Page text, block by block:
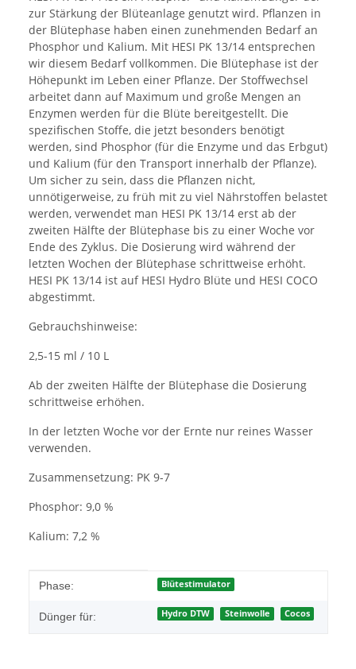
zur Stärkung der Blüteanlage genutzt wird. Pflanzen in
der Blütephase haben einen zunehmenden Bedarf an
Phosphor und Kalium. Mit HESI PK 13/14 entsprechen
wir diesem Bedarf vollkommen. Die Blütephase ist der
Höhepunkt im Leben einer Pflanze. Der Stoffwechsel
arbeitet dann auf Maximum und große Mengen an
Enzymen werden für die Blüte bereitgestellt. Die
spezifischen Stoffe, die jetzt besonders benötigt
werden, sind Phosphor (für die Enzyme und das Erbgut)
und Kalium (für den Transport innerhalb der Pflanze).
Um sicher zu sein, dass die Pflanzen nicht,
unnötigerweise, zu früh mit zu viel Nährstoffen belastet
werden, verwendet man HESI PK 13/14 erst ab der
zweiten Hälfte der Blütephase bis zu einer Woche vor
Ende des Zyklus. Die Dosierung wird während der
letzten Wochen der Blütephase schrittweise erhöht.
HESI PK 13/14 ist auf HESI Hydro Blüte und HESI COCO
abgestimmt.
Gebrauchshinweise:
2,5-15 ml / 10 L
Ab der zweiten Hälfte der Blütephase die Dosierung
schrittweise erhöhen.
In der letzten Woche vor der Ernte nur reines Wasser
verwenden.
Zusammensetzung: PK 9-7
Phosphor: 9,0 %
Kalium: 7,2 %
Produkteigenschaft
Wert
Phase: Blütestimulator
Dünger für: Hydro DTW Steinwolle Cocos